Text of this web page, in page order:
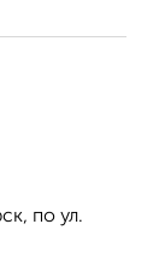
по ул.